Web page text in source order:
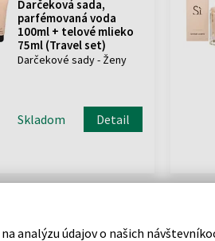
Darčeková sada,
parfémovaná voda
100ml + telové mlieko
75ml (Travel set)
Darčekové sady - Ženy
Skladom Detail
analýzu údajov o našich